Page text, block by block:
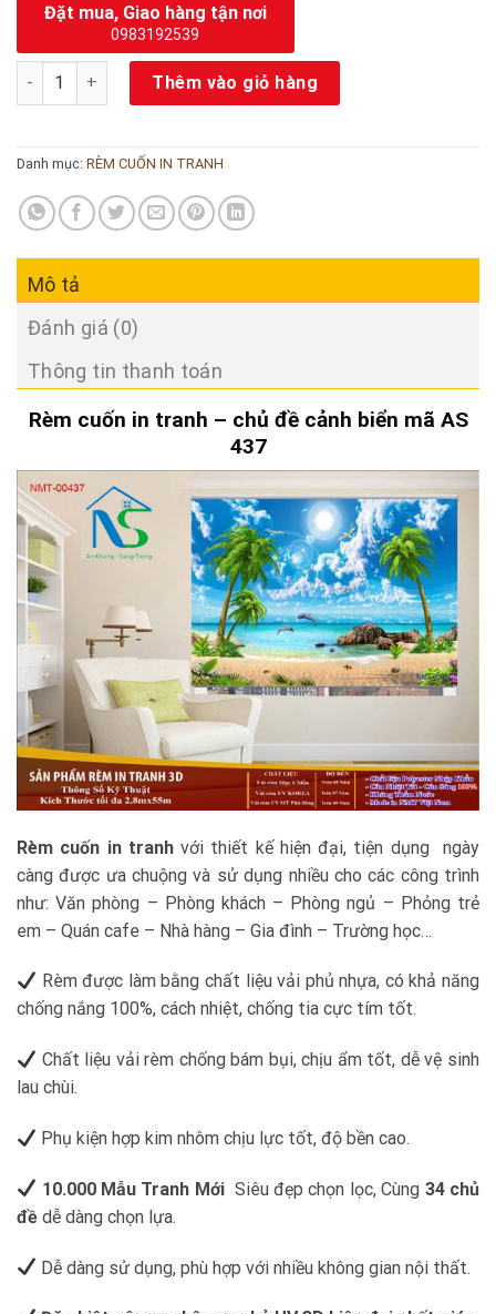
Đặt mua, Giao hàng tận nơi
0983192539
Rèm cuốn in tranh – chủ đề cảnh biển mã AS 437 số lượng
Thêm vào giỏ hàng
Danh mục: RÈM CUỐN IN TRANH
Mô tả
Đánh giá (0)
Thông tin thanh toán
Rèm cuốn in tranh – chủ đề cảnh biển mã AS
437
Rèm cuốn in tranhvới thiết kế hiện đại, tiện dụng
ngày
càng được ưa chuộng và sử dụng nhiều cho các công trình
như: Văn phòng – Phòng khách – Phòng ngủ – Phỏng trẻ
em – Quán cafe – Nhà hàng – Gia đình – Trường học…
Rèm được làm bằng chất liệu vải phủ nhựa, có khả năng
chống nắng 100%, cách nhiệt, chống tia cực tím tốt.
Chất liệu vải rèm chống bám bụi, chịu ẩm tốt, dễ vệ sinh
lau chùi.
Phụ kiện hợp kim nhôm chịu lực tốt, độ bền cao.
10.000 Mẫu Tranh MớiSiêu đẹp chọn lọc, Cùng 34 chủ
đề dễ dàng chọn lựa.
️ Dễ dàng sử dụng, phù hợp với nhiều không gian nội thất.